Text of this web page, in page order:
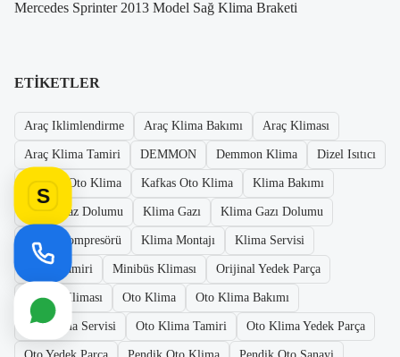
Mercedes Sprinter 2013 Model Sağ Klima Braketi
ETIKETLER
Araç Iklimlendirme Araç Klima Bakımı Araç Kliması
Araç Klima Tamiri DEMMON Demmon Klima Dizel Isıtıcı
Istanbul Oto Klima Kafkas Oto Klima Klima Bakımı
Klima Gaz Dolumu Klima Gazı Klima Gazı Dolumu
Klima Kompresörü Klima Montajı Klima Servisi
Klima Tamiri Minibüs Kliması Orijinal Yedek Parça
Otobüs Kliması Oto Klima Oto Klima Bakımı
Oto Klima Servisi Oto Klima Tamiri Oto Klima Yedek Parça
S